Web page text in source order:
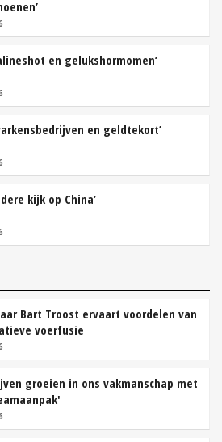
en gelukshormomen’
en geldtekort’
kijk op China’
Bart Troost ervaart voordelen van
voerfusie
groeien in ons vakmanschap met